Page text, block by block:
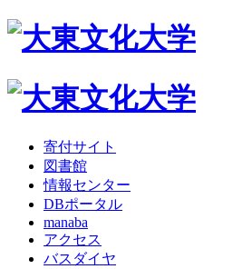
寄付サイト
図書館
情報センター
DBポータル
manaba
アクセス
バスダイヤ